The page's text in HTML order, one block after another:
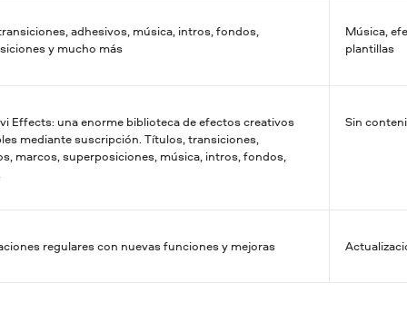
adhesivos, música, intros, fondos,
y mucho más
Música,
plantillas
Effects: una enorme biblioteca de efectos creativos
mediante suscripción. Títulos, transiciones,
marcos, superposiciones, música, intros, fondos,
Sin
regulares con nuevas funciones y mejoras